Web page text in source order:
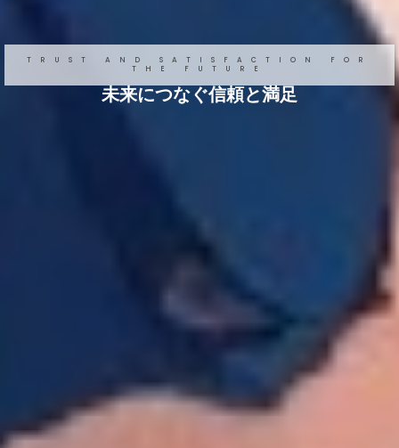
TRUST AND SATISFACTION FOR
THE FUTURE
未来につなぐ信頼と満足